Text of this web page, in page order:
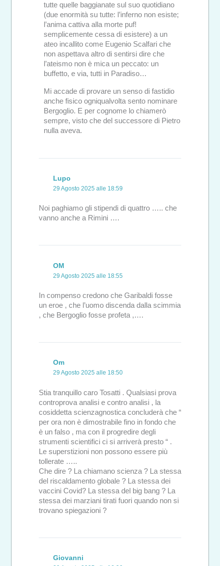
tutte quelle baggianate sul suo quotidiano
(due enormità su tutte: l’inferno non esiste;
l’anima cattiva alla morte puf!
semplicemente cessa di esistere) a un
ateo incallito come Eugenio Scalfari che
non aspettava altro di sentirsi dire che
l’ateismo non è mica un peccato: un
buffetto, e via, tutti in Paradiso…
Mi accade di provare un senso di fastidio
anche fisico ogniqualvolta sento nominare
Bergoglio. E per cognome lo chiamerò
sempre, visto che del successore di Pietro
nulla aveva.
Lupo
29 Agosto 2025 alle 18:59
Noi paghiamo gli stipendi di quattro ….. che
vanno anche a Rimini ….
OM
29 Agosto 2025 alle 18:55
In compenso credono che Garibaldi fosse
un eroe , che l’uomo discenda dalla scimmia
, che Bergoglio fosse profeta ,….
Om
29 Agosto 2025 alle 18:50
Stia tranquillo caro Tosatti . Qualsiasi prova
controprova analisi e contro analisi , la
cosiddetta scienzagnostica concluderà che “
per ora non è dimostrabile fino in fondo che
è un falso , ma con il progredire degli
strumenti scientifici ci si arriverà presto “ .
Le superstizioni non possono essere più
tollerate …..
Che dire ? La chiamano scienza ? La stessa
del riscaldamento globale ? La stessa dei
vaccini Covid? La stessa del big bang ? La
stessa dei marziani tirati fuori quando non si
trovano spiegazioni ?
Giovanni